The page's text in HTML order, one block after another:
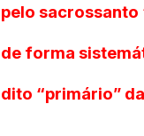
pelo sacrossanto
de forma
dito “primário”